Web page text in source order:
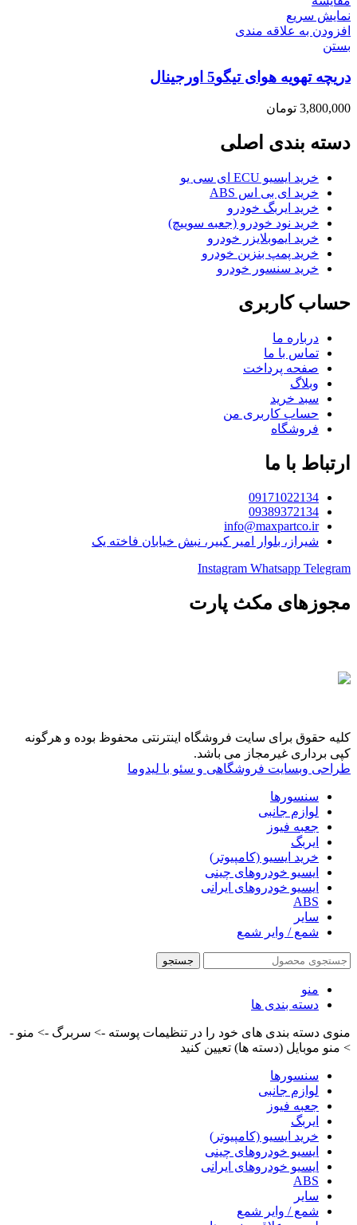
نمایش سریع
افزودن به علاقه مندی
بستن
دریچه تهویه هوای تیگو5 اورجینال
3,800,000 تومان
دسته بندی اصلی
خرید ایسیو ECU ای سی یو
خرید ای بی اس ABS
خرید ایربگ خودرو
خرید نود خودرو (جعبه سوییچ)
خرید ایموبلایزر خودرو
خرید پمپ بنزین خودرو
خرید سنسور خودرو
حساب کاربری
درباره ما
تماس با ما
صفحه پرداخت
وبلاگ
سبد خرید
حساب کاربری من
فروشگاه
ارتباط با ما
09171022134
09389372134
info@maxpartco.ir
شیراز، بلوار امیر کبیر، نبش خیابان فاخته یک
Instagram Whatsapp Telegram
مجوزهای مکث پارت
کلیه حقوق برای سایت فروشگاه اینترنتی محفوظ بوده و هرگونه
کپی برداری غیرمجاز می باشد.
طراحی وبسایت فروشگاهی و سئو با لیدوما
سنسورها
لوازم جانبی
جعبه فیوز
ایربگ
خرید ایسیو (کامپیوتر)
ایسیو خودروهای چینی
ایسیو خودروهای ایرانی
ABS
سایر
شمع / وایر شمع
جستجو
منو
دسته بندی ها
منوی دسته بندی های خود را در تنظیمات پوسته -> سربرگ -> منو -
> منو موبایل (دسته ها) تعیین کنید
سنسورها
لوازم جانبی
جعبه فیوز
ایربگ
خرید ایسیو (کامپیوتر)
ایسیو خودروهای چینی
ایسیو خودروهای ایرانی
ABS
سایر
شمع / وایر شمع